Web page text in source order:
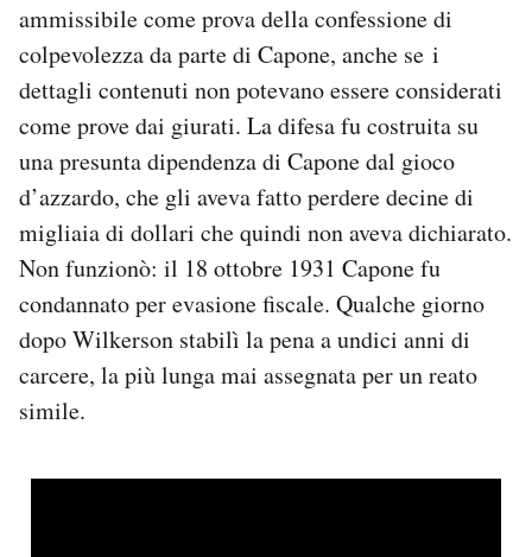
ammissibile come prova della confessione di
colpevolezza da parte di Capone, anche se i
dettagli contenuti non potevano essere considerati
come prove dai giurati. La difesa fu costruita su
una presunta dipendenza di Capone dal gioco
d’azzardo, che gli aveva fatto perdere decine di
migliaia di dollari che quindi non aveva dichiarato.
Non funzionò: il 18 ottobre 1931 Capone fu
condannato per evasione fiscale. Qualche giorno
dopo Wilkerson stabilì la pena a undici anni di
carcere, la più lunga mai assegnata per un reato
simile.